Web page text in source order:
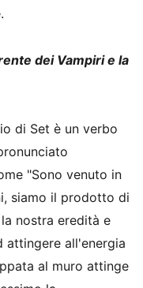
dei Vampiri e la
di Set è un verbo
"Sono venuto in
siamo il prodotto di
nostra eredità e
attingere all'energia
al muro attinge